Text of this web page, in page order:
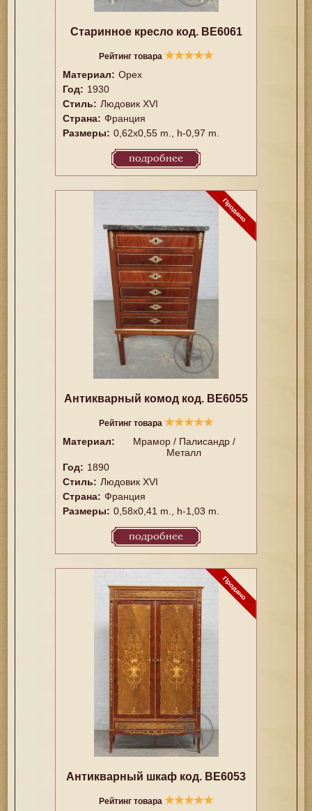
Старинное кресло код. BE6061
Рейтинг товара ★★★★★
Материал: Орех
Год: 1930
Стиль: Людовик XVI
Страна: Франция
Размеры: 0,62x0,55 m., h-0,97 m.
подробнее
Антикварный комод код. BE6055
Рейтинг товара ★★★★★
Материал:
Мрамор / Палисандр /
Металл
Год: 1890
Стиль: Людовик XVI
Страна: Франция
Размеры: 0,58x0,41 m., h-1,03 m.
подробнее
Антикварный шкаф код. BE6053
Рейтинг товара ★★★★★